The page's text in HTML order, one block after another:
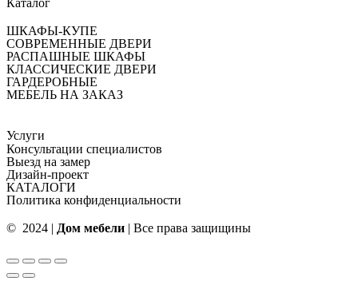
Каталог
ШКАФЫ-КУПЕ
СОВРЕМЕННЫЕ ДВЕРИ
РАСПАШНЫЕ ШКАФЫ
КЛАССИЧЕСКИЕ ДВЕРИ
ГАРДЕРОБНЫЕ
МЕБЕЛЬ НА ЗАКАЗ
Услуги
Консультации специалистов
Выезд на замер
Дизайн-проект
КАТАЛОГИ
Политика конфиденциальности
© 2024 | Дом мебели | Все права защищины